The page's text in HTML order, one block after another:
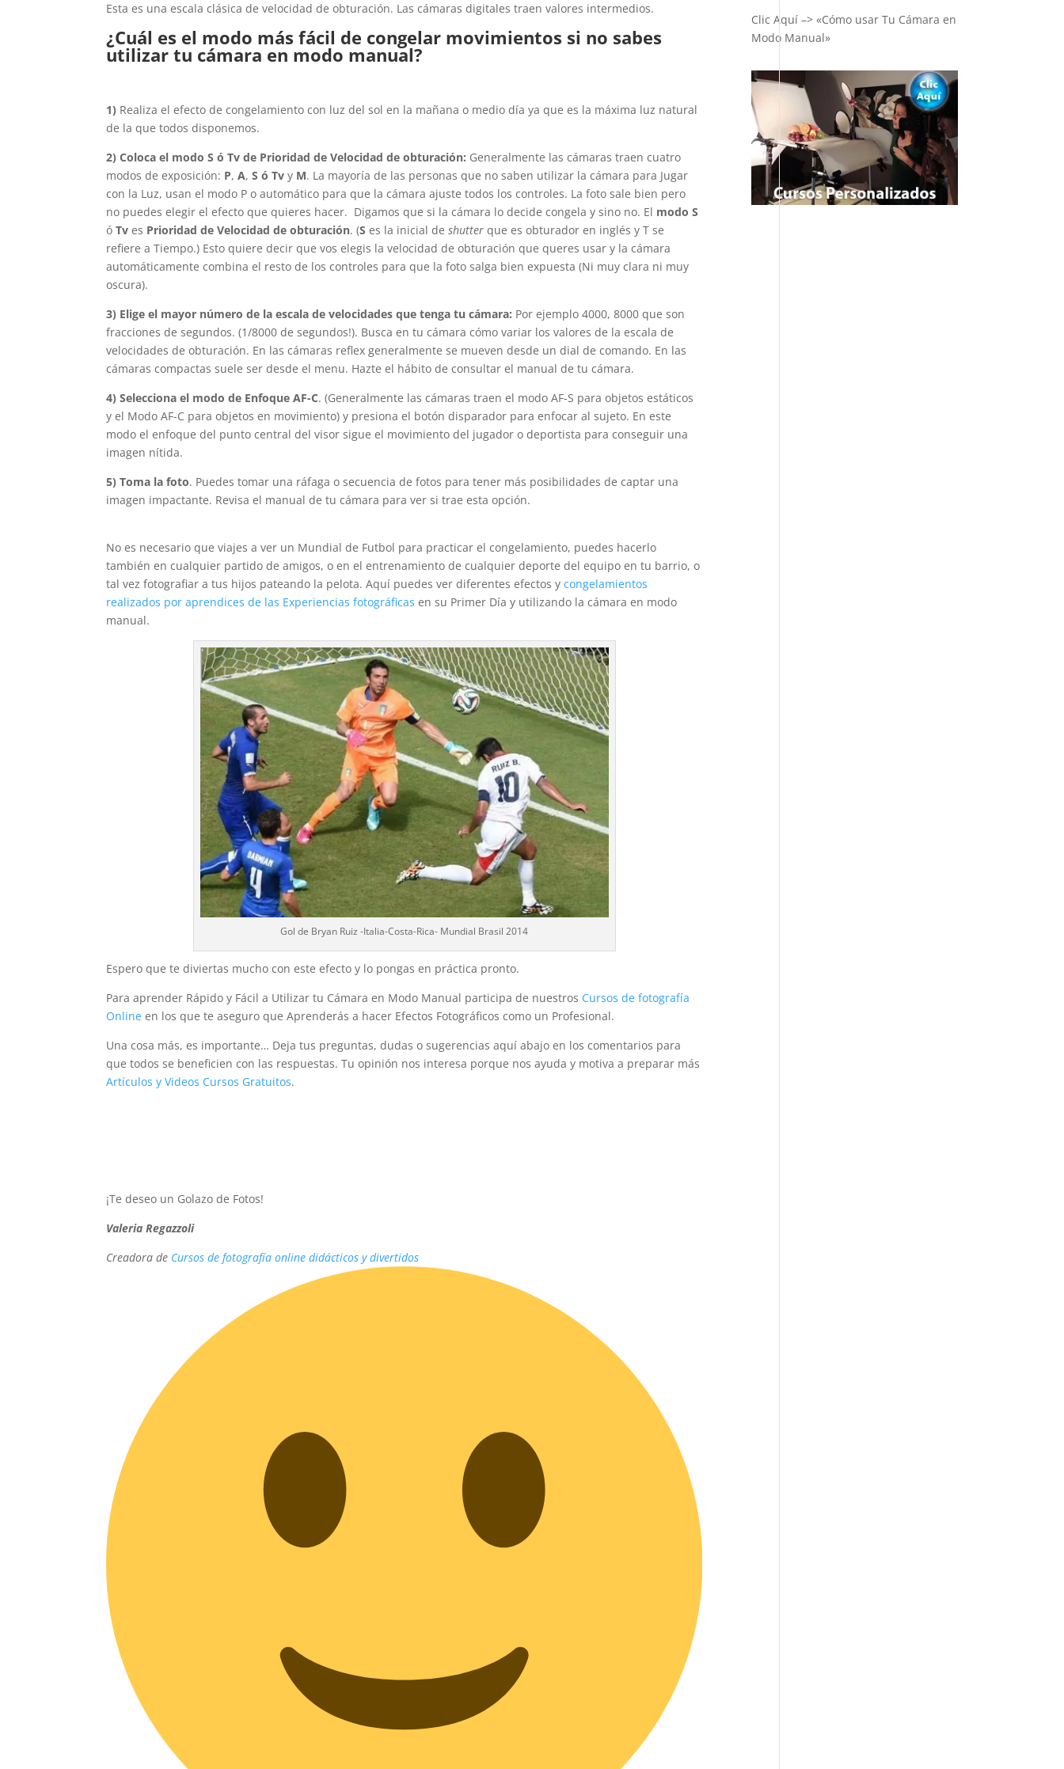
Esta es una escala clásica de velocidad de obturación. Las cámaras digitales traen valores intermedios.
¿Cuál es el modo más fácil de congelar movimientos si no sabes
utilizar tu cámara en modo manual?
1) Realiza el efecto de congelamiento con luz del sol en la mañana o medio día ya que es la máxima luz natural
de la que todos disponemos.
2) Coloca el modo S ó Tv de Prioridad de Velocidad de obturación: Generalmente las cámaras traen cuatro
modos de exposición: P,A,S ó Tv y M. La mayoría de las personas que no saben utilizar la cámara para Jugar
con la Luz, usan el modo P o automático para que la cámara ajuste todos los controles. La foto sale bien pero
no puedes elegir el efecto que quieres hacer. Digamos que si la cámara lo decide congela y sino no. El modo S
ó Tv es Prioridad de Velocidad de obturación. (S es la inicial deshutter que es obturador en inglés y T se
refiere a Tiempo.) Esto quiere decir que vos elegis la velocidad de obturación que queres usar y la cámara
automáticamente combina el resto de los controles para que la foto salga bien expuesta (Ni muy clara ni muy
oscura).
3) Elige el mayor número de la escala de velocidades que tenga tu cámara: Por ejemplo 4000, 8000 que son
fracciones de segundos. (1/8000 de segundos!). Busca en tu cámara cómo variar los valores de la escala de
velocidades de obturación. En las cámaras reflex generalmente se mueven desde un dial de comando. En las
cámaras compactas suele ser desde el menu. Hazte el hábito de consultar el manual de tu cámara.
4) Selecciona el modo de Enfoque AF-C. (Generalmente las cámaras traen el modo AF-S para objetos estáticos
y el Modo AF-C para objetos en movimiento) y presiona el botón disparador para enfocar al sujeto. En este
modo el enfoque del punto central del visor sigue el movimiento del jugador o deportista para conseguir una
imagen nítida.
5) Toma la foto. Puedes tomar una ráfaga o secuencia de fotos para tener más posibilidades de captar una
imagen impactante. Revisa el manual de tu cámara para ver si trae esta opción.
No es necesario que viajes a ver un Mundial de Futbol para practicar el congelamiento, puedes hacerlo
también en cualquier partido de amigos, o en el entrenamiento de cualquier deporte del equipo en tu barrio, o
tal vez fotografiar a tus hijos pateando la pelota. Aquí puedes ver diferentes efectos ycongelamientos
realizados por aprendices de las Experiencias fotográficas en su Primer Día y utilizando la cámara en modo
manual.
Gol de Bryan Ruiz -Italia-Costa-Rica- Mundial Brasil 2014
Espero que te diviertas mucho con este efecto y lo pongas en práctica pronto.
Para aprender Rápido y Fácil a Utilizar tu Cámara en Modo Manual participa de nuestros Cursos de fotografía
Online en los que te aseguro que Aprenderás a hacer Efectos Fotográficos como un Profesional.
Una cosa más, es importante… Deja tus preguntas, dudas o sugerencias aquí abajo en los comentarios para
que todos se beneficien con las respuestas. Tu opinión nos interesa porque nos ayuda y motiva a preparar más
Artículos y Videos Cursos Gratuitos.
¡Te deseo un Golazo de Fotos!
Valeria Regazzoli
Creadora de Cursos de fotografía online didácticos y divertidos
Clic Aquí –> «Cómo usar Tu Cámara en
Modo Manual»